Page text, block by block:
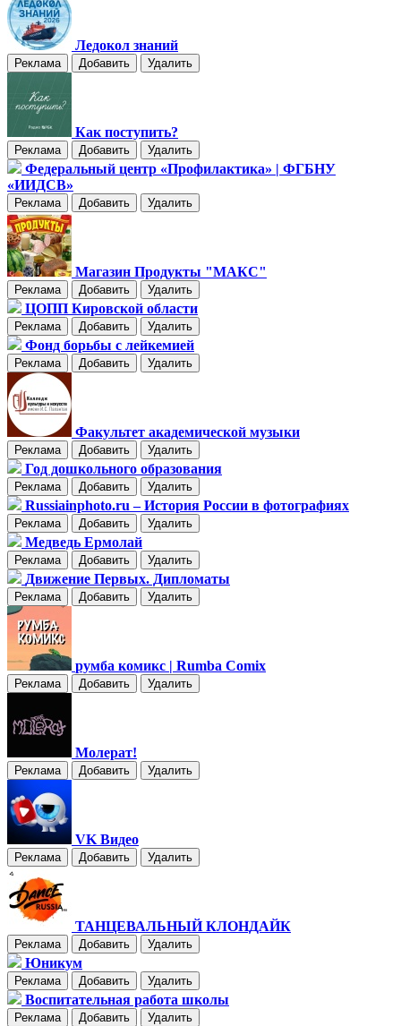
Ледокол знаний
Реклама Добавить Удалить
Как поступить?
Реклама Добавить Удалить
Федеральный центр «Профилактика» | ФГБНУ
«ИИДСВ»
Реклама Добавить Удалить
Магазин Продукты "МАКС"
Реклама Добавить Удалить
ЦОПП Кировской области
Реклама Добавить Удалить
Фонд борьбы с лейкемией
Реклама Добавить Удалить
Факультет академической музыки
Реклама Добавить Удалить
Год дошкольного образования
Реклама Добавить Удалить
Russiainphoto.ru – История России в фотографиях
Реклама Добавить Удалить
Медведь Ермолай
Реклама Добавить Удалить
Движение Первых. Дипломаты
Реклама Добавить Удалить
румба комикс | Rumba Comix
Реклама Добавить Удалить
Молерат!
Реклама Добавить Удалить
VK Видео
Реклама Добавить Удалить
ТАНЦЕВАЛЬНЫЙ КЛОНДАЙК
Реклама Добавить Удалить
Юникум
Реклама Добавить Удалить
Воспитательная работа школы
Реклама Добавить Удалить